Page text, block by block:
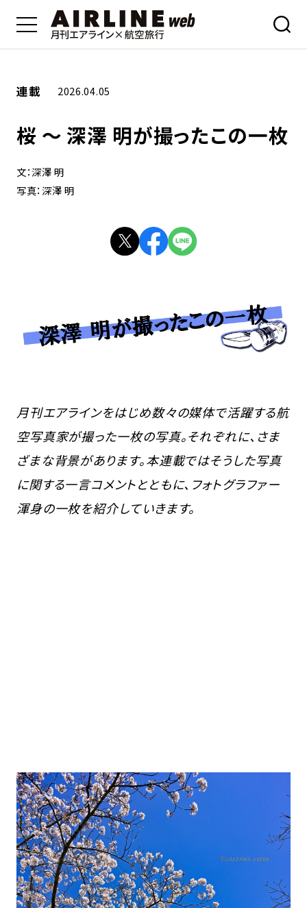
連載 2026.04.05
桜 ～ 深澤 明が撮ったこの一枚
文：深澤 明
写真：深澤 明
月刊エアラインをはじめ数々の媒体で活躍する航
空写真家が撮った一枚の写真。それぞれに、さま
ざまな背景があります。本連載ではそうした写真
に関する一言コメントとともに、フォトグラファー
渾身の一枚を紹介していきます。